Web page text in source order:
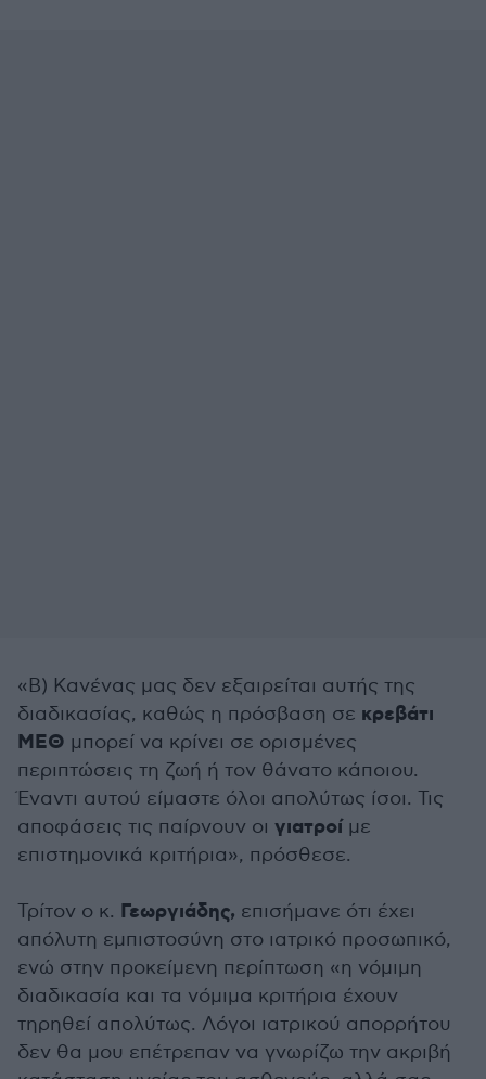
«Β) Κανένας μας δεν εξαιρείται αυτής της
διαδικασίας, καθώς η πρόσβαση σε κρεβάτι
ΜΕΘ μπορεί να κρίνει σε ορισμένες
περιπτώσεις τη ζωή ή τον θάνατο κάποιου.
Έναντι αυτού είμαστε όλοι απολύτως ίσοι. Τις
αποφάσεις τις παίρνουν οι γιατροίμε
επιστημονικά κριτήρια», πρόσθεσε.
Τρίτον ο κ. Γεωργιάδης, επισήμανε ότι έχει
απόλυτη εμπιστοσύνη στο ιατρικό προσωπικό,
ενώ στην προκείμενη περίπτωση «η νόμιμη
διαδικασία και τα νόμιμα κριτήρια έχουν
τηρηθεί απολύτως. Λόγοι ιατρικού απορρήτου
δεν θα μου επέτρεπαν να γνωρίζω την ακριβή